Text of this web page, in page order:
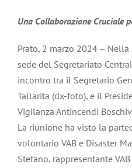
Una Collaborazione Cruciale
Prato, 2 marzo 2024 –
sede del Segretariato
incontro tra il Segretario
Tallarita (dx-foto), e il
Vigilanza Antincendi
La riunione ha visto la
volontario VAB e Disaster
Stefano, rappresentante VAB